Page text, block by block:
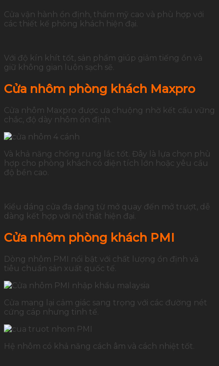
Cửa vận hành ổn định, thẩm mỹ cao và phù hợp với
các thiết kế phòng khách hiện đại.
Với độ kín khít tốt, sản phẩm giúp giảm tiếng ồn và
giữ không gian luôn sạch sẽ.
Cửa nhôm phòng khách Maxpro
Cửa nhôm Maxpro được ưa chuộng nhờ kết cấu vững
chắc, độ dày nhôm ổn định.
Và khả năng chống rung lắc tốt. Đây là lựa chọn phù
hợp cho phòng khách có diện tích lớn hoặc yêu cầu
độ bền cao.
Kiểu dáng cửa đa dạng từ mở quay đến mở trượt, dễ
dàng kết hợp với nội thất hiện đại.
Cửa nhôm phòng khách PMI
Dòng nhôm PMI nổi bật với chất lượng ổn định và
tiêu chuẩn sản xuất quốc tế.
Cửa mang lại cảm giác sang trọng với các đường nét
cứng cáp nhưng tinh tế.
Hệ nhôm có khả năng cách âm và cách nhiệt tốt.